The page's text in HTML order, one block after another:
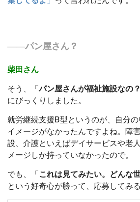
――パン屋さん？
柴田さん
そう、「パン屋さんが福祉施設なの？
にびっくりしました。
就労継続支援B型というのが、自分
イメージがなかったんですよね。障
設、介護といえばデイサービスや老
メージしか持っていなかったので。
でも、「 これは見てみたい。どんな
という好奇心が勝って、応募してみ